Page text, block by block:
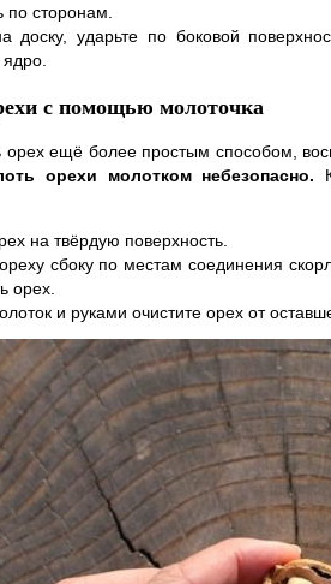
по сторонам.
доску, ударьте по боковой
с помощью молоточка
ещё более простым способом,
орехи молотком небезопасно.
на твёрдую поверхность.
сбоку по местам соединения
орех.
и руками очистите орех от